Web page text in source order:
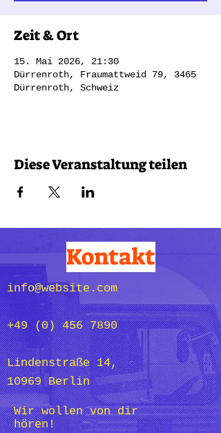
Zeit & Ort
15. Mai 2026, 21:30
Dürrenroth, Fraumattweid 79, 3465
Dürrenroth, Schweiz
Diese Veranstaltung teilen
Kontakt
info@website.com
+49 (0) 456 7890
Lindenstraße 14,
10969 Berlin
Wir wollen von dir
hören!